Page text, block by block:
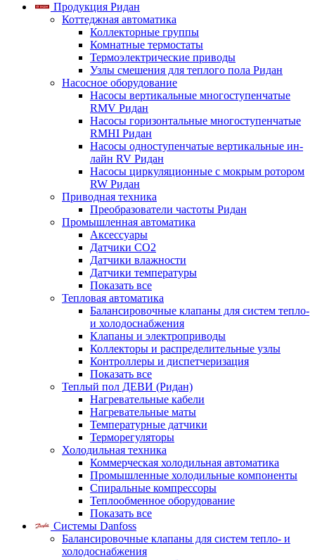
Продукция Ридан
Коттеджная автоматика
Коллекторные группы
Комнатные термостаты
Термоэлектрические приводы
Узлы смешения для теплого пола Ридан
Насосное оборудование
Насосы вертикальные многоступенчатые
RMV Ридан
Насосы горизонтальные многоступенчатые
RMHI Ридан
Насосы одноступенчатые вертикальные ин-
лайн RV Ридан
Насосы циркуляционные с мокрым ротором
RW Ридан
Приводная техника
Преобразователи частоты Ридан
Промышленная автоматика
Аксессуары
Датчики CO2
Датчики влажности
Датчики температуры
Показать все
Тепловая автоматика
Балансировочные клапаны для систем тепло-
и холодоснабжения
Клапаны и электроприводы
Коллекторы и распределительные узлы
Контроллеры и диспетчеризация
Показать все
Теплый пол ДЕВИ (Ридан)
Нагревательные кабели
Нагревательные маты
Температурные датчики
Терморегуляторы
Холодильная техника
Коммерческая холодильная автоматика
Промышленные холодильные компоненты
Спиральные компрессоры
Теплообменное оборудование
Показать все
Системы Danfoss
Балансировочные клапаны для систем тепло- и
холодоснабжения